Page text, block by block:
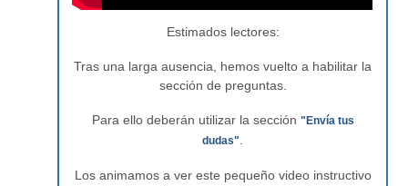
Estimados lectores:
Tras una larga ausencia, hemos vuelto a habilitar la
sección de preguntas.
Para ello deberán utilizar la sección "Envía tus
dudas".
Los animamos a ver este pequeño video instructivo